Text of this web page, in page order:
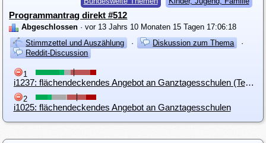
Programmantrag direkt #512
Abgeschlossen · vor 13 Jahrs 10 Monaten 15 Tagen 17:06:18
Stimmzettel und Auszählung
· Diskussion zum Thema
·
Reddit-Discussion
1
i1237: flächendeckendes Angebot an Ganztagesschulen (Text- und Formatierungsverbesserung)
2
i1025: flächendeckendes Angebot an Ganztagesschulen